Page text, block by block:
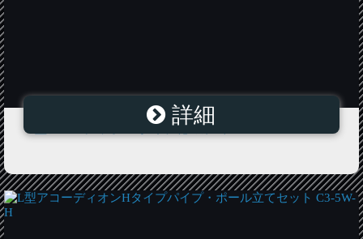
L型アコーディオンFタイプ花のみ1本 C4-5W-F
詳細